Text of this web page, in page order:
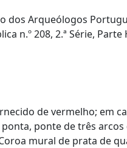
dos Arqueólogos
n.º 208, 2.ª Série,
de vermelho; em
ponte de três
Coroa mural de prata de